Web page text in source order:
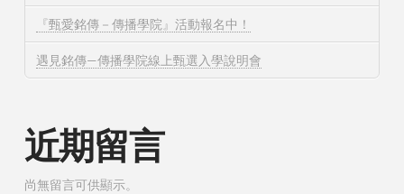
『甄愛銘傳－傳播學院』活動報名中！
遇見銘傳—傳播學院線上甄選入學說明會
近期留言
尚無留言可供顯示。